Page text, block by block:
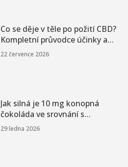
Co se děje v těle po požití CBD?
Kompletní průvodce účinky a
časovou osou
22 července 2026
Jak silná je 10 mg konopná
čokoláda ve srovnání s
klasickým cigaretou?
29 ledna 2026